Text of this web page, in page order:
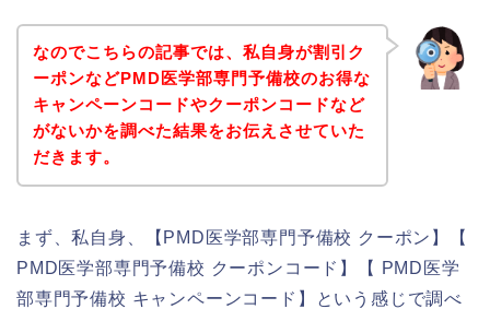
なのでこちらの記事では、私自身が割引ク
ーポンなどPMD医学部専門予備校のお得な
キャンペーンコードやクーポンコードなど
がないかを調べた結果をお伝えさせていた
だきます。
まず、私自身、【PMD医学部専門予備校 クーポン】【
PMD医学部専門予備校 クーポンコード】【 PMD医学
部専門予備校 キャンペーンコード】という感じで調べ